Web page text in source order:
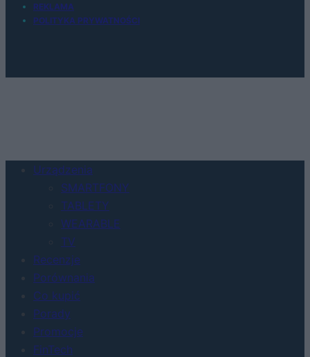
REKLAMA
POLITYKA PRYWATNOŚCI
Urządzenia
SMARTFONY
TABLETY
WEARABLE
TV
Recenzje
Porównania
Co kupić
Porady
Promocje
FinTech